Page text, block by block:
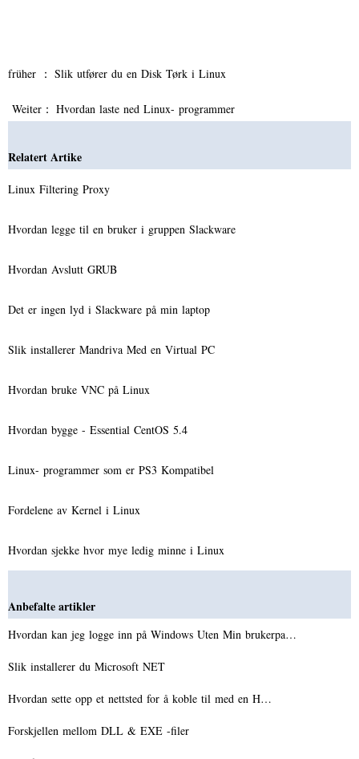
früher ： Slik utfører du en Disk Tørk i Linux
Weiter： Hvordan laste ned Linux- programmer
Relatert Artike
Linux Filtering Proxy
Hvordan legge til en bruker i gruppen Slackware
Hvordan Avslutt GRUB
Det er ingen lyd i Slackware på min laptop
Slik installerer Mandriva Med en Virtual PC
Hvordan bruke VNC på Linux
Hvordan bygge - Essential CentOS 5.4
Linux- programmer som er PS3 Kompatibel
Fordelene av Kernel i Linux
Hvordan sjekke hvor mye ledig minne i Linux
Anbefalte artikler
Hvordan kan jeg logge inn på Windows Uten Min brukerpa…
Slik installerer du Microsoft NET
Hvordan sette opp et nettsted for å koble til med en H…
Forskjellen mellom DLL & EXE -filer